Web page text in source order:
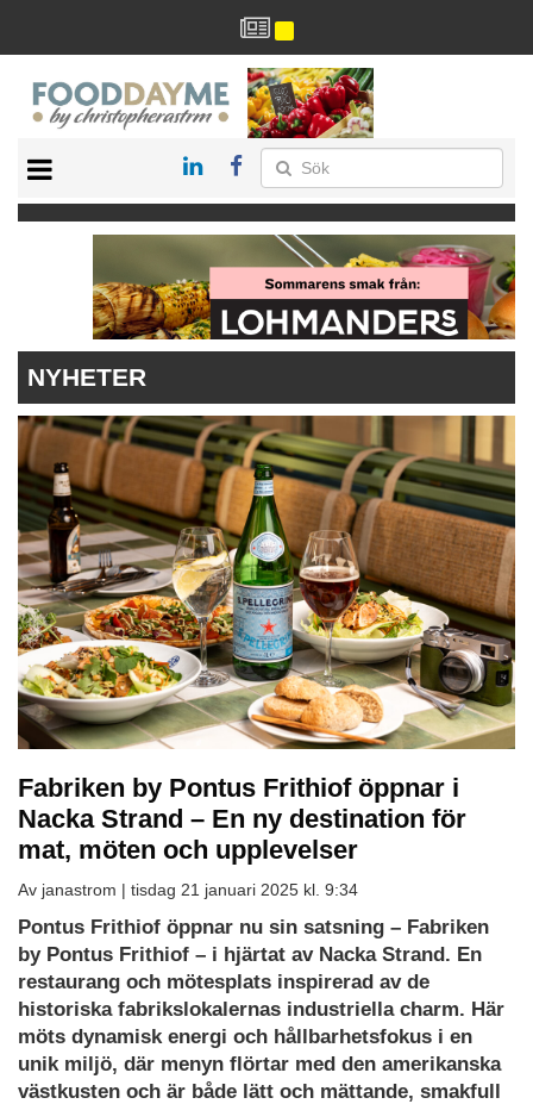
DRYCK
RECEPT
RESTAURANG
NYHETER
Fabriken by Pontus Frithiof öppnar i
Nacka Strand – En ny destination för
mat, möten och upplevelser
Av janastrom | tisdag 21 januari 2025 kl. 9:34
Pontus Frithiof öppnar nu sin satsning – Fabriken
by Pontus Frithiof – i hjärtat av Nacka Strand. En
restaurang och mötesplats inspirerad av de
historiska fabrikslokalernas industriella charm. Här
möts dynamisk energi och hållbarhetsfokus i en
unik miljö, där menyn flörtar med den amerikanska
västkusten och är både lätt och mättande, smakfull